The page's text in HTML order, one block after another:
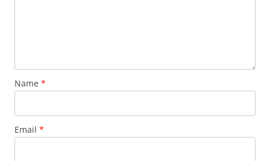
Name *
Email *